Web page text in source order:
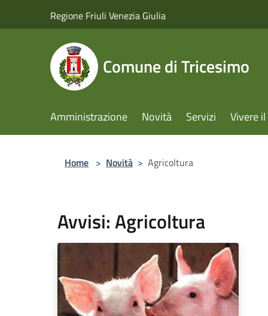
Regione Friuli Venezia Giulia
Comune di Tricesimo
Amministrazione Novità Servizi Vivere
Home > Novità > Agricoltura
Avvisi: Agricoltura